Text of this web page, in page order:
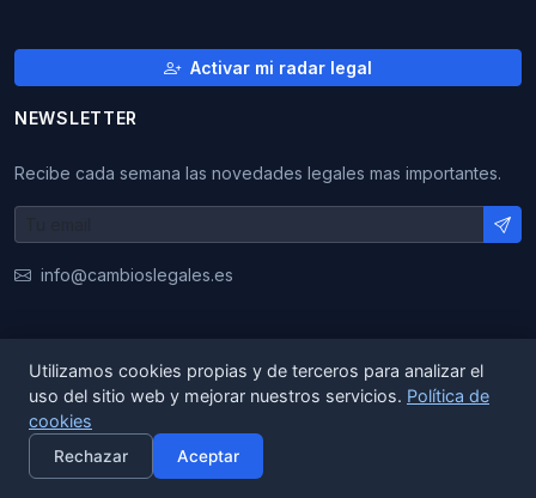
Activar alertas
Activar mi radar legal
NEWSLETTER
Recibe cada semana las novedades legales mas importantes.
info@cambioslegales.es
© 2026 CambiosLegales. Todos los derechos
EN
Utilizamos cookies propias y de terceros para analizar el
uso del sitio web y mejorar nuestros servicios. Política de
cookies
Rechazar Aceptar